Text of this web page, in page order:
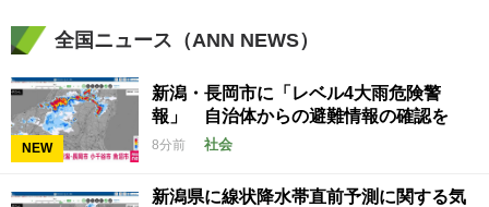
全国ニュース（ANN NEWS）
NEW
新潟・長岡市に「レベル4大雨危険警
報」 自治体からの避難情報の確認を
8分前 社会
新潟県に線状降水帯直前予測に関する気